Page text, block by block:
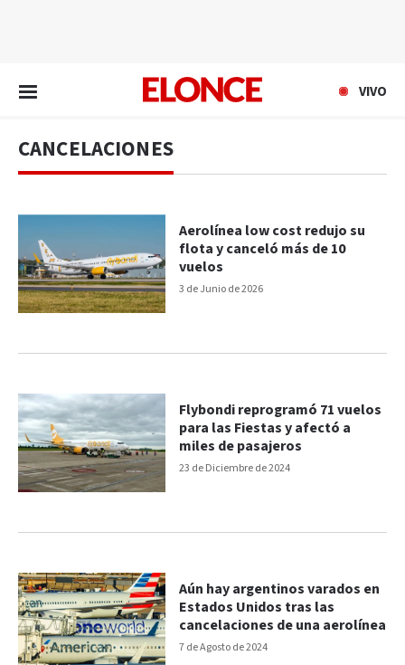
VIVO
CANCELACIONES
3 de Junio de 2026
Aerolínea low cost redujo su
flota y canceló más de 10
vuelos
23 de Diciembre de 2024
Flybondi reprogramó 71 vuelos
para las Fiestas y afectó a
miles de pasajeros
7 de Agosto de 2024
Aún hay argentinos varados en
Estados Unidos tras las
cancelaciones de una aerolínea